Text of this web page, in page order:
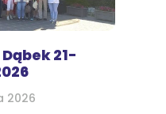
21-
2026